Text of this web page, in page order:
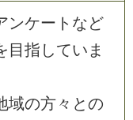
ンケートなど
目指していま
域の方々との